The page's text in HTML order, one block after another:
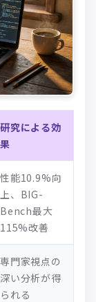
研究による効
果
性能10.9%向
上、BIG-
Bench最大
115%改善
専門家視点の
深い分析が得
られる